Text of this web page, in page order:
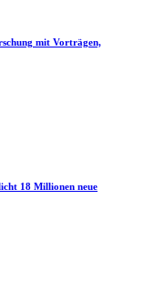
mit Vorträgen,
18 Millionen neue